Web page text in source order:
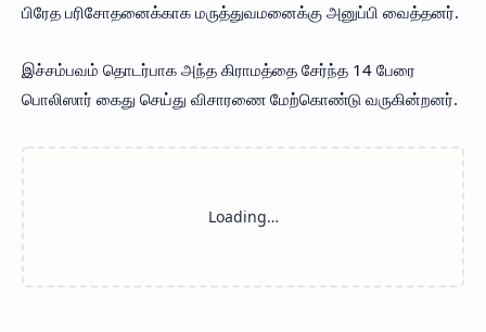
பிரேத பரிசோதனைக்காக மருத்துவமனைக்கு அனுப்பி வைத்தனர்.
இச்சம்பவம் தொடர்பாக அந்த கிராமத்தை சேர்ந்த 14 பேரை
பொலிஸார் கைது செய்து விசாரணை மேற்கொண்டு வருகின்றனர்.